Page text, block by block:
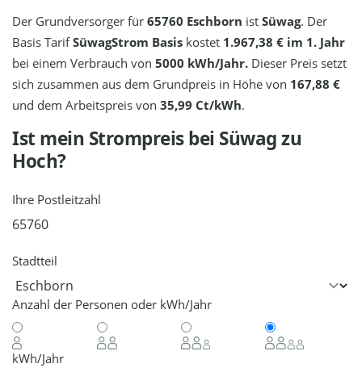
Der Grundversorger für65760 Eschborn istSüwag. Der
Basis TarifSüwagStrom Basis kostet 1.967,38 € im 1. Jahr
bei einem Verbrauch von5000 kWh/Jahr. Dieser Preis setzt
sich zusammen aus dem Grundpreis in Höhe von 167,88 €
und dem Arbeitspreis von35,99 Ct/kWh.
Ist mein Strompreis bei Süwagzu
Hoch?
Ihre Postleitzahl
Stadtteil
Anzahl der Personen oder kWh/Jahr
kWh/Jahr